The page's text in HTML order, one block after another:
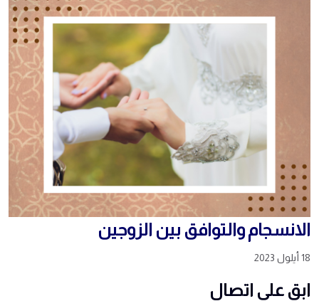
الانسجام والتوافق بين الزوجين
18 أيلول 2023
ابق على اتصال